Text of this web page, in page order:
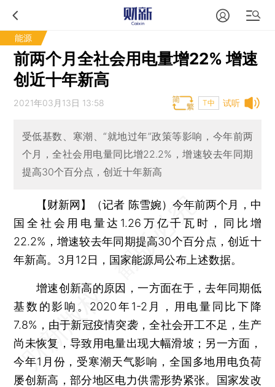
能源
前两个月全社会用电量增22% 增速
创近十年新高
试听
2021年03月13日 13:58 T中
受低基数、寒潮、“就地过年”政策等影响，今年前两
个月，全社会用电量同比增22.2%，增速较去年同期
提高30个百分点，创近十年新高
【财新网】（记者 陈雪婉） 今年前两个月，中
国全社会用电量达1.26万亿千瓦时，同比增
22.2%，增速较去年同期提高30个百分点，创近十
年新高。3月12日，国家能源局公布上述数据。
增速创新高的原因，一方面在于，去年同期低
基数的影响。2020年1-2月，用电量同比下降
7.8%，由于新冠疫情突袭，全社会开工不足，生产
尚未恢复，导致用电量出现大幅滑坡；另一方面，
今年1月份，受寒潮天气影响，全国多地用电负荷
屡创新高，部分地区电力供需形势紧张。国家发改